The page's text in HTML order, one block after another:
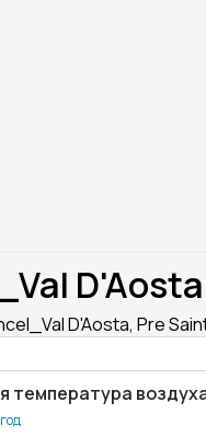
D'Aosta, Pre
температура